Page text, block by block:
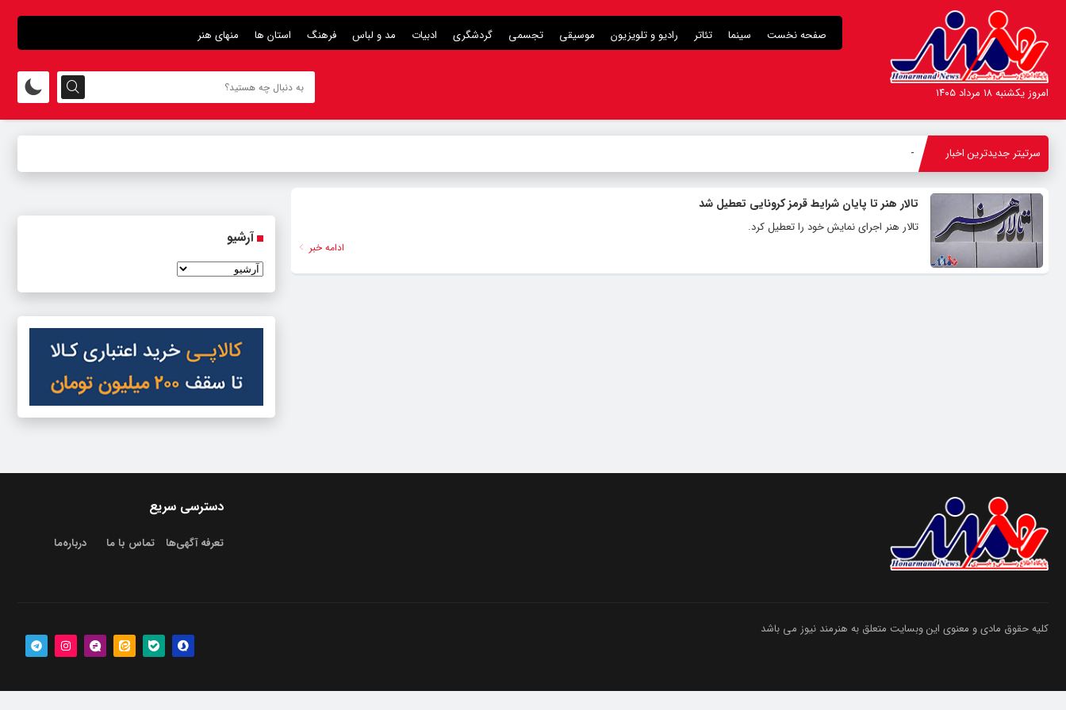
صفحه نخست سینما تئاتر رادیو و تلویزیون موسیقی تجسمی گردشگری ادبیات مد و لباس فرهنگ استان ها منهای هنر
امروز یکشنبه ۱۸ مرداد ۱۴۰۵
سرتیتر جدیدترین اخبار ن
تالار هنر تا پایان شرایط قرمز کرونایی تعطیل شد
تالار هنر اجرای نمایش خود را تعطیل کرد.
ادامه خبر
آرشیو
دسترسی سریع
تعرفه آگهی‌ها تماس با ما درباره‌‌ما
کلیه حقوق مادی و معنوی این وبسایت متعلق به هنرمند نیوز می باشد